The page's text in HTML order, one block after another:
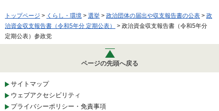
トップページ > くらし・環境 > 選挙 > 政治団体の届出や収支報告書の公表 > 政
治資金収支報告書（令和5年分 定期公表）
> 政治資金収支報告書（令和5年分
定期公表）参政党
ページの先頭へ戻る
サイトマップ
ウェブアクセシビリティ
プライバシーポリシー・免責事項